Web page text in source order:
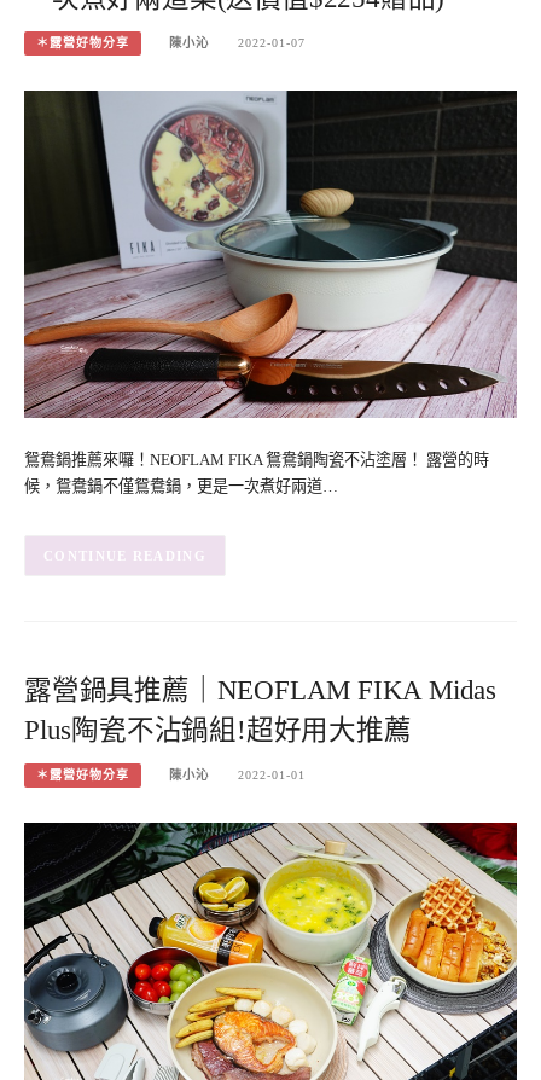
＊露營好物分享 陳小沁 2022-01-07
鴛鴦鍋推薦來囉！NEOFLAM FIKA 鴛鴦鍋陶瓷不沾塗層！ 露營的時
候，鴛鴦鍋不僅鴛鴦鍋，更是一次煮好兩道…
CONTINUE READING
露營鍋具推薦｜NEOFLAM FIKA Midas
Plus陶瓷不沾鍋組!超好用大推薦
＊露營好物分享 陳小沁 2022-01-01